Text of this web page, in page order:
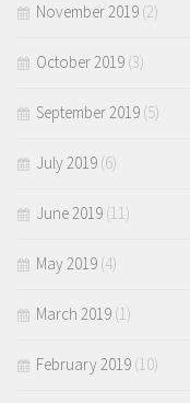
November 2019 (2)
October 2019 (3)
September 2019 (5)
July 2019 (6)
June 2019 (11)
May 2019 (4)
March 2019 (1)
February 2019 (10)